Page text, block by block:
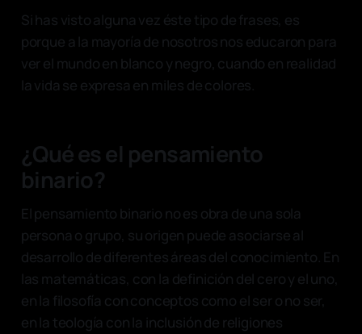
Si has visto alguna vez éste tipo de frases, es
porque a la mayoría de nosotros nos educaron para
ver el mundo en blanco y negro, cuando en realidad
la vida se expresa en miles de colores.
¿Qué es el pensamiento
binario?
El pensamiento binario no es obra de una sola
persona o grupo, su origen puede asociarse al
desarrollo de diferentes áreas del conocimiento. En
las matemáticas, con la definición del cero y el uno,
en la filosofía con conceptos como el ser o no ser,
en la teología con la inclusión de religiones